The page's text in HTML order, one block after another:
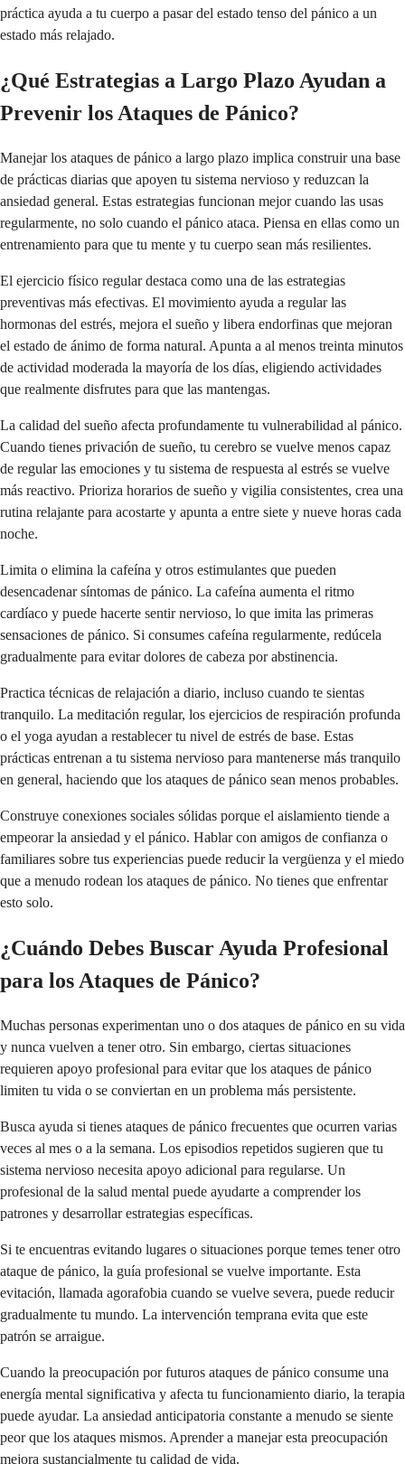
práctica ayuda a tu cuerpo a pasar del estado tenso del pánico a un
estado más relajado.
¿Qué Estrategias a Largo Plazo Ayudan a
Prevenir los Ataques de Pánico?
Manejar los ataques de pánico a largo plazo implica construir una base
de prácticas diarias que apoyen tu sistema nervioso y reduzcan la
ansiedad general. Estas estrategias funcionan mejor cuando las usas
regularmente, no solo cuando el pánico ataca. Piensa en ellas como un
entrenamiento para que tu mente y tu cuerpo sean más resilientes.
El ejercicio físico regular destaca como una de las estrategias
preventivas más efectivas. El movimiento ayuda a regular las
hormonas del estrés, mejora el sueño y libera endorfinas que mejoran
el estado de ánimo de forma natural. Apunta a al menos treinta minutos
de actividad moderada la mayoría de los días, eligiendo actividades
que realmente disfrutes para que las mantengas.
La calidad del sueño afecta profundamente tu vulnerabilidad al pánico.
Cuando tienes privación de sueño, tu cerebro se vuelve menos capaz
de regular las emociones y tu sistema de respuesta al estrés se vuelve
más reactivo. Prioriza horarios de sueño y vigilia consistentes, crea una
rutina relajante para acostarte y apunta a entre siete y nueve horas cada
noche.
Limita o elimina la cafeína y otros estimulantes que pueden
desencadenar síntomas de pánico. La cafeína aumenta el ritmo
cardíaco y puede hacerte sentir nervioso, lo que imita las primeras
sensaciones de pánico. Si consumes cafeína regularmente, redúcela
gradualmente para evitar dolores de cabeza por abstinencia.
Practica técnicas de relajación a diario, incluso cuando te sientas
tranquilo. La meditación regular, los ejercicios de respiración profunda
o el yoga ayudan a restablecer tu nivel de estrés de base. Estas
prácticas entrenan a tu sistema nervioso para mantenerse más tranquilo
en general, haciendo que los ataques de pánico sean menos probables.
Construye conexiones sociales sólidas porque el aislamiento tiende a
empeorar la ansiedad y el pánico. Hablar con amigos de confianza o
familiares sobre tus experiencias puede reducir la vergüenza y el miedo
que a menudo rodean los ataques de pánico. No tienes que enfrentar
esto solo.
¿Cuándo Debes Buscar Ayuda Profesional
para los Ataques de Pánico?
Muchas personas experimentan uno o dos ataques de pánico en su vida
y nunca vuelven a tener otro. Sin embargo, ciertas situaciones
requieren apoyo profesional para evitar que los ataques de pánico
limiten tu vida o se conviertan en un problema más persistente.
Busca ayuda si tienes ataques de pánico frecuentes que ocurren varias
veces al mes o a la semana. Los episodios repetidos sugieren que tu
sistema nervioso necesita apoyo adicional para regularse. Un
profesional de la salud mental puede ayudarte a comprender los
patrones y desarrollar estrategias específicas.
Si te encuentras evitando lugares o situaciones porque temes tener otro
ataque de pánico, la guía profesional se vuelve importante. Esta
evitación, llamada agorafobia cuando se vuelve severa, puede reducir
gradualmente tu mundo. La intervención temprana evita que este
patrón se arraigue.
Cuando la preocupación por futuros ataques de pánico consume una
energía mental significativa y afecta tu funcionamiento diario, la terapia
puede ayudar. La ansiedad anticipatoria constante a menudo se siente
peor que los ataques mismos. Aprender a manejar esta preocupación
mejora sustancialmente tu calidad de vida.